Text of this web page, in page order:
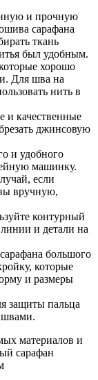
и прочную
сарафана
ткань
был удобным.
хорошо
Для шва на
нить в
и качественные
джинсовую
и удобного
машинку.
если
вручную,
контурный
и детали на
большого
которые
и размеры
защиты пальца
материалов и
сарафан